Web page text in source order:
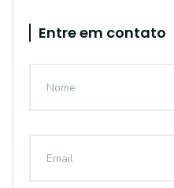
Entre em contato